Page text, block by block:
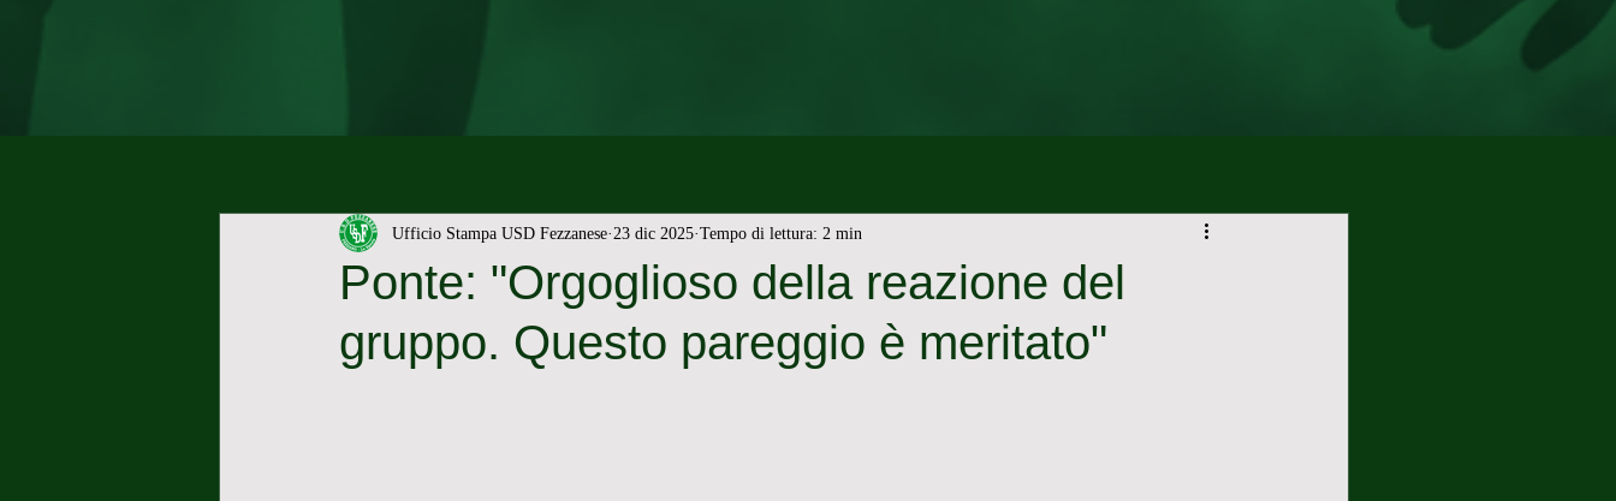
Ponte: "Orgoglioso della reazione del
gruppo. Questo pareggio è meritato"
Ufficio Stampa USD Fezzanese 23 dic 2025 Tempo di lettura: 2 min